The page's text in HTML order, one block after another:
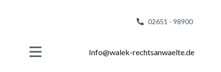
02651 - 98900
Info@walek-rechtsanwaelte.de